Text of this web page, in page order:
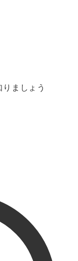
ましょう